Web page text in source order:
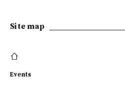
Site map
Events